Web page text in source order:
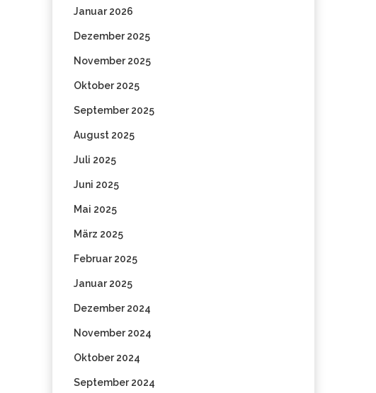
Januar 2026
Dezember 2025
November 2025
Oktober 2025
September 2025
August 2025
Juli 2025
Juni 2025
Mai 2025
März 2025
Februar 2025
Januar 2025
Dezember 2024
November 2024
Oktober 2024
September 2024